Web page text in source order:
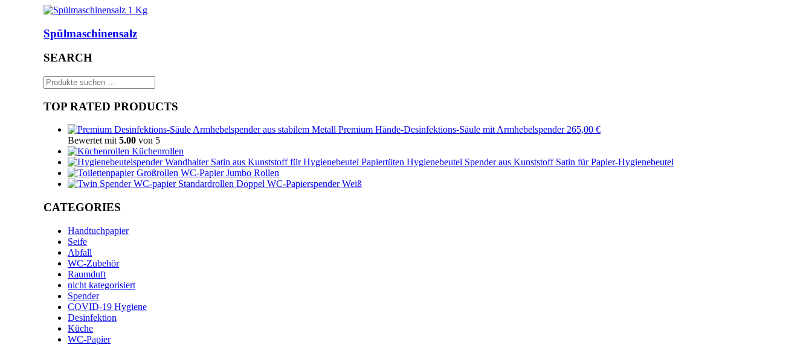
Spülmaschinensalz
SEARCH
Suchen
nach:
TOP RATED PRODUCTS
Premium Hände-Desinfektions-Säule mit Armhebelspender 265,00 €
Bewertet mit5.00 von 5
Küchenrollen
Hygienebeutel Spender aus Kunststoff Satin für Papier-Hygienebeutel
WC-Papier Jumbo Rollen
Doppel WC-Papierspender Weiß
CATEGORIES
Handtuchpapier
Seife
Abfall
WC-Zubehör
Raumduft
nicht kategorisiert
Spender
COVID-19 Hygiene
Desinfektion
Küche
WC-Papier